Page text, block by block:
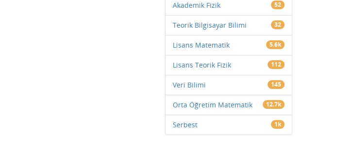
Akademik Fizik 52
Teorik Bilgisayar Bilimi 32
Lisans Matematik 5.6k
Lisans Teorik Fizik 112
Veri Bilimi 145
Orta Öğretim Matematik 12.7k
Serbest 1k